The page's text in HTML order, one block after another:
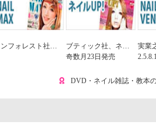
レスト社ネイル専門誌「ネイルMAX」偶数月23日発売
ブティック社、ネイル専門誌「ネイルUP」
奇数月23日発売
実業之日本社
DVD・ネイル雑誌・教本